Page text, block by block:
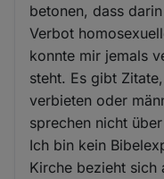
betonen, dass
Verbot
konnte mir jemals
steht. Es gibt
verbieten oder
sprechen nicht
Ich bin kein
Kirche bezieht sich